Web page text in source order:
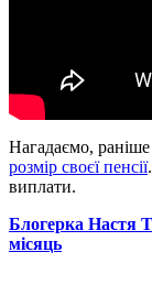
Нагадаємо,
розмір своєї пенсії
виплати.
Блогерка Настя
місяць